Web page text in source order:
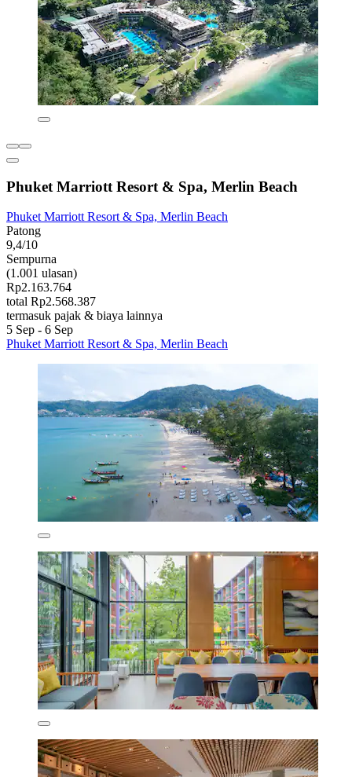
Phuket Marriott Resort & Spa, Merlin Beach
Phuket Marriott Resort & Spa, Merlin Beach
Patong
9,4/10
Sempurna
(1.001 ulasan)
Rp2.163.764
total Rp2.568.387
termasuk pajak & biaya lainnya
5 Sep - 6 Sep
Phuket Marriott Resort & Spa, Merlin Beach